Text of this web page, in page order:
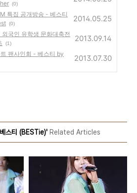
(0)
특집 공개방송 - 베스티
(0)
2014.05.25
국인 유학생 문화대축전
(1)
2013.09.14
팬사인회 - 베스티 by
2013.07.30
스티 (BESTie)' Related Articles